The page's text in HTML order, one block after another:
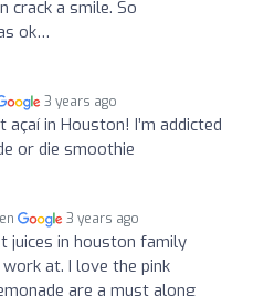
crack a smile. So
ok…
3 years ago
açaí in Houston! I’m addicted
or die smoothie
3 years ago
juices in houston family
at. I love the pink
are a must along